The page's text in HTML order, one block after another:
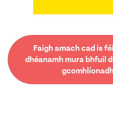
Faigh amach cad is
dhéanamh mura bhfuil